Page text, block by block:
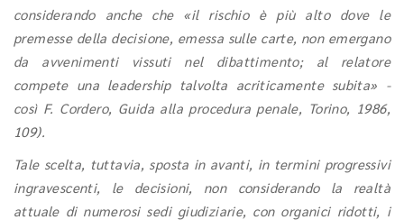
considerando anche che «il rischio è più alto dove le
premesse della decisione, emessa sulle carte, non emergano
da avvenimenti vissuti nel dibattimento; al relatore
compete una leadership talvolta acriticamente subita» -
così F. Cordero, Guida alla procedura penale, Torino, 1986,
109).
Tale scelta, tuttavia, sposta in avanti, in termini progressivi
ingravescenti, le decisioni, non considerando la realtà
attuale di numerosi sedi giudiziarie, con organici ridotti, i